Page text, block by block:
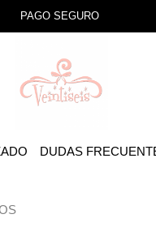
PAGO SEGURO
DUDAS